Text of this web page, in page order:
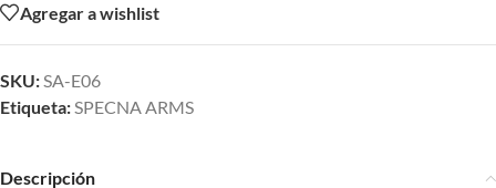
Agregar a wishlist
SKU:SA-E06
Etiqueta:SPECNA ARMS
Descripción